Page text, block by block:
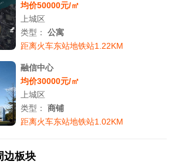
均价50000元/㎡
上城区
类型：公寓
距离火车东站地铁站1.22KM
融信中心
均价30000元/㎡
上城区
类型：商铺
距离火车东站地铁站1.02KM
边板块